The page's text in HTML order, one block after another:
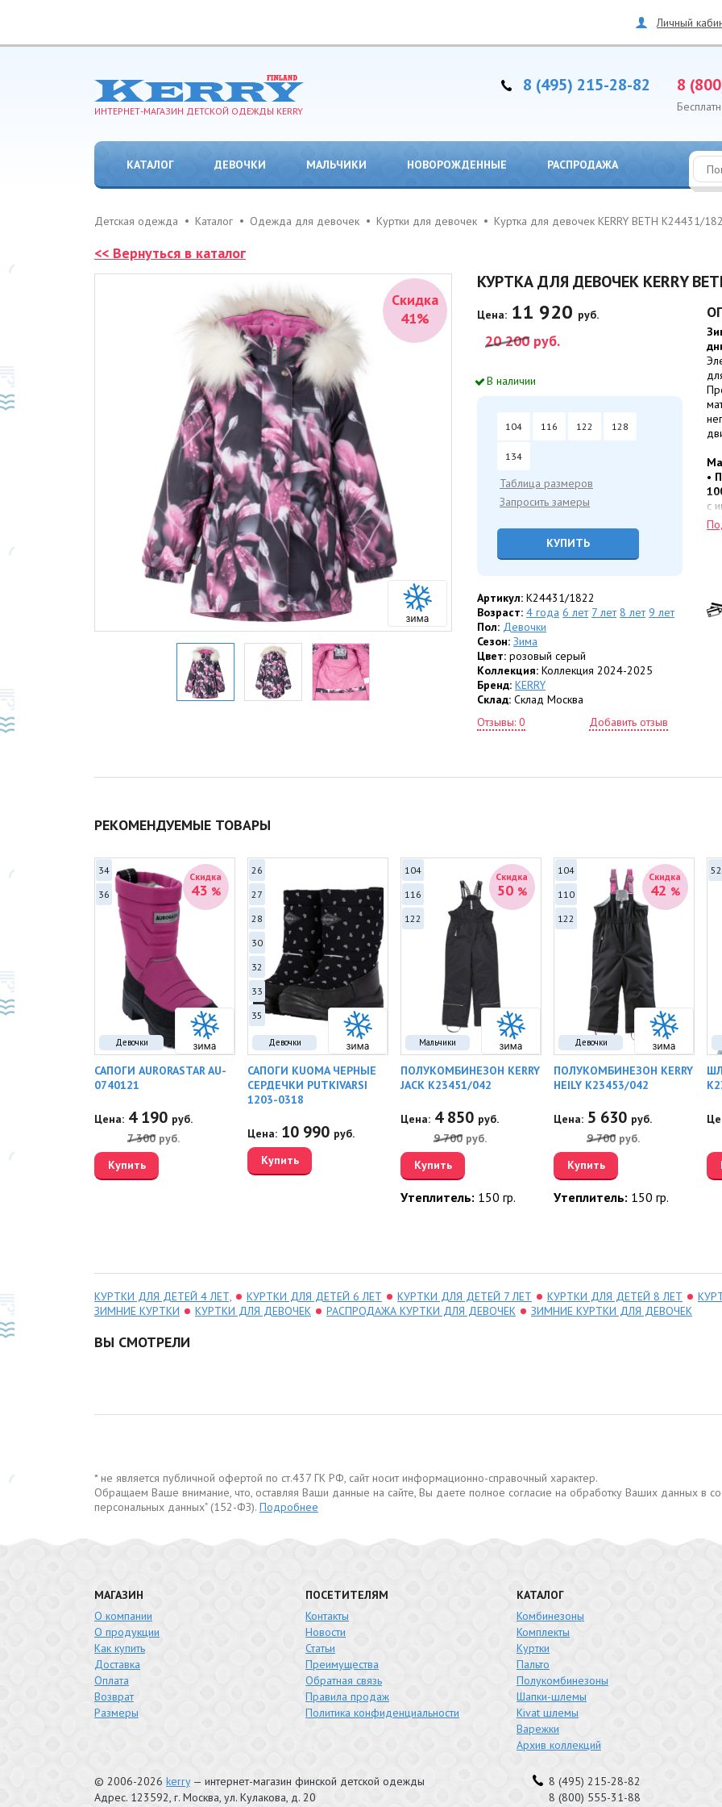
Личный
ИНТЕРНЕТ-МАГАЗИН ДЕТСКОЙ ОДЕЖДЫ KERRY
8 (495) 215-28-82 8
КАТАЛОГ ДЕВОЧКИ МАЛЬЧИКИ НОВОРОЖДЕННЫЕ РАСПРОДАЖА
Детская одежда Каталог Одежда для девочек Куртки для девочек Куртка для девочек KERRY BETH K24431/
<< Вернуться в каталог
Скидка
41%
КУРТКА ДЛЯ ДЕВОЧЕК KERRY
Цена: 11 920 руб.
20 200 руб.
В наличии
104 116 122 128
134
Таблица размеров
Запросить замеры
КУПИТЬ
Артикул:K24431/1822
Возраст:4 года 6 лет 7 лет 8 лет 9 лет
Пол: Девочки
Сезон:Зима
Цвет:розовый серый
Коллекция:Коллекция 2024-2025
Бренд:KERRY
Склад:Склад Москва
Отзывы: 0
Добавить отзыв
•
с
РЕКОМЕНДУЕМЫЕ ТОВАРЫ
Девочки
Скидка
43 %
34
36
САПОГИ AURORASTAR AU-
0740121
Цена: 4 190 руб.
7 300 руб.
Купить
Девочки
26
27
28
30
32
33
35
САПОГИ KUOMA ЧЕРНЫЕ
СЕРДЕЧКИ PUTKIVARSI
1203-0318
Цена: 10 990 руб.
Купить
Мальчики
Скидка
50 %
104
116
122
ПОЛУКОМБИНЕЗОН KERRY
JACK K23451/042
Цена: 4 850 руб.
9 700 руб.
Купить
Утеплитель: 150 гр.
Девочки
Скидка
42 %
104
110
122
ПОЛУКОМБИНЕЗОН KERRY
HEILY K23453/042
Цена: 5 630 руб.
9 700 руб.
Купить
Утеплитель: 150 гр.
52
КУРТКИ ДЛЯ ДЕТЕЙ 4 ЛЕТ, КУРТКИ ДЛЯ ДЕТЕЙ 6 ЛЕТ КУРТКИ ДЛЯ ДЕТЕЙ 7 ЛЕТ КУРТКИ ДЛЯ ДЕТЕЙ 8 ЛЕТ
ЗИМНИЕ КУРТКИ
КУРТКИ ДЛЯ ДЕВОЧЕК РАСПРОДАЖА КУРТКИ ДЛЯ ДЕВОЧЕК ЗИМНИЕ КУРТКИ ДЛЯ ДЕВОЧЕК
ВЫ СМОТРЕЛИ
* не является публичной офертой по ст.437 ГК РФ, сайт носит информационно-справочный характер.
Обращаем Ваше внимание, что, оставляя Ваши данные на сайте, Вы даете полное согласие на обработку Ваших данных в
персональных данных" (152-ФЗ). Подробнее
МАГАЗИН
О компании
О продукции
Как купить
Доставка
Оплата
Возврат
Размеры
ПОСЕТИТЕЛЯМ
Контакты
Новости
Статьи
Преимущества
Обратная связь
Правила продаж
Политика конфиденциальности
КАТАЛОГ
Комбинезоны
Комплекты
Куртки
Пальто
Полукомбинезоны
Шапки-шлемы
Kivat шлемы
Варежки
Архив коллекций
© 2006-2026 kerry— интернет-магазин финской детской одежды
Адрес. 123592, г. Москва, ул. Кулакова, д. 20
8 (495) 215-28-82
8 (800) 555-31-88